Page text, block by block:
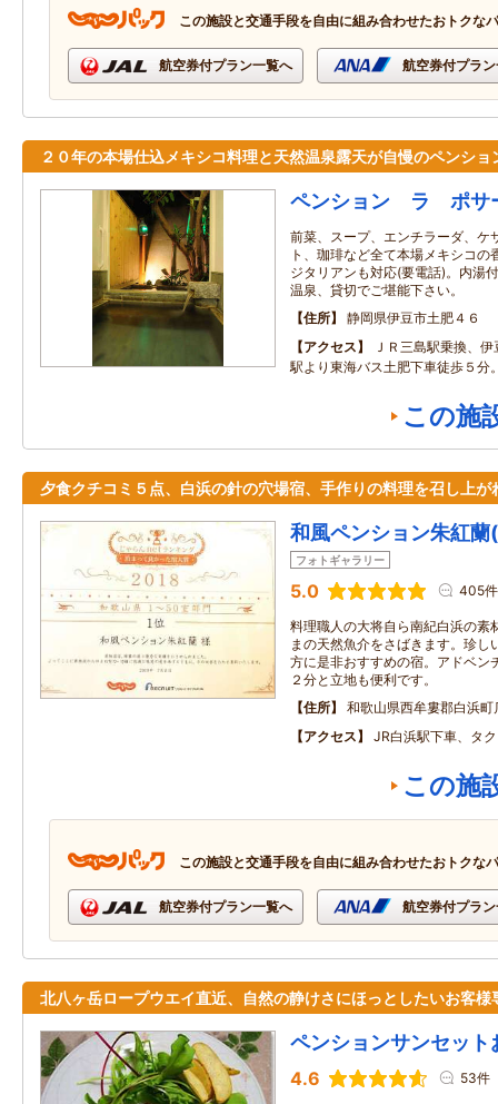
この施設と交通手段を自由に組み合わせたおトクな
航空券付プラン一覧へ 航空券付プラ
２０年の本場仕込メキシコ料理と天然温泉露天が自慢のペンショ
ペンション ラ ポサ
前菜、スープ、エンチラーダ、ケ
ト、珈琲など全て本場メキシコ
ジタリアンも対応(要電話)。内湯
温泉、貸切でご堪能下さい。
住所
静岡県伊豆市土肥４６
アクセス
ＪＲ三島駅乗換、
駅より東海バス土肥下車徒歩５分
この施
夕食クチコミ５点、白浜の針の穴場宿、手作りの料理を召し上が
和風ペンション朱紅
フォトギャラリー
5.0 405件
料理職人の大将自ら南紀白浜の素
まの天然魚介をさばきます。珍し
方に是非おすすめの宿。アドベン
２分と立地も便利です。
住所
和歌山県西牟婁郡白浜
アクセス
JR白浜駅下車、タ
この施
この施設と交通手段を自由に組み合わせたおトクな
航空券付プラン一覧へ 航空券付プラ
北八ヶ岳ロープウエイ直近、自然の静けさにほっとしたいお客様
ペンションサンセット
4.6 53件